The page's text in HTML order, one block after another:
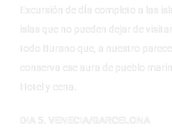
Excursión de dÍa completo a las
islas que no pueden dejar de
todo Burano que, a nuestro
conserva ese aura de pueblo
Hotel y cena.
DIA 5. VENECIA/BARCELONA